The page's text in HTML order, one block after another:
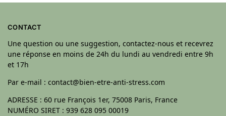
CONTACT
Une question ou une suggestion, contactez-nous et recevrez
une réponse en moins de 24h du lundi au vendredi entre 9h
et 17h
Par e-mail : contact@bien-etre-anti-stress.com
ADRESSE : 60 rue François 1er, 75008 Paris, France
NUMÉRO SIRET : 939 628 095 00019